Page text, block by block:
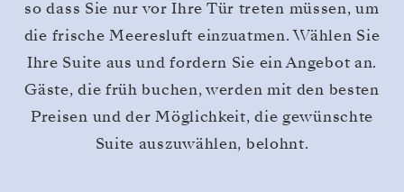
so dass Sie nur vor Ihre Tür treten müssen, um
die frische Meeresluft einzuatmen. Wählen Sie
Ihre Suite aus und fordern Sie ein Angebot an.
Gäste, die früh buchen, werden mit den besten
Preisen und der Möglichkeit, die gewünschte
Suite auszuwählen, belohnt.